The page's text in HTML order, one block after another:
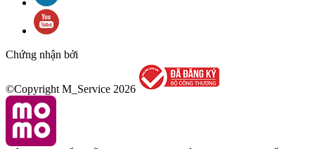
Chứng nhận bởi
©Copyright M_Service 2026